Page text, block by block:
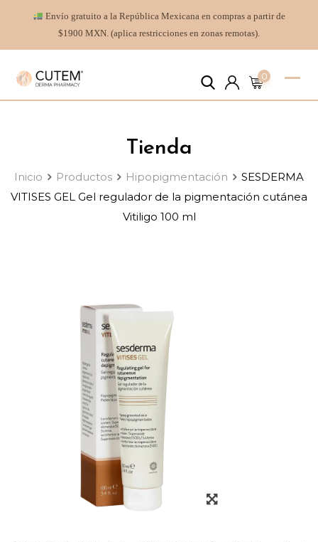
Envío gratuito a la República Mexicana en compras a partir de
$1900 MXN. (aplica restricciones en zonas remotas).
0
Tienda
Inicio Productos Hipopigmentación
SESDERMA
VITISES GEL Gel regulador de la pigmentación cutánea
Vitiligo 100 ml